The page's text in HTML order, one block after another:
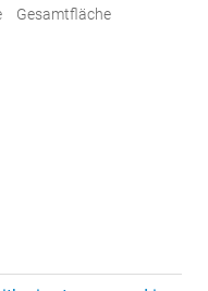
Gesamtfläche